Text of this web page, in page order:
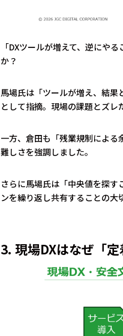
「DXツールが増えて、逆にや
か？
馬場氏は「ツールが増え、結果
として指摘。現場の課題とズレ
一方、倉田も「残業規制によ
難しさを強調しました。
さらに馬場氏は「中央値を探
ンを繰り返し共有することの大
3. 現場DXはなぜ「